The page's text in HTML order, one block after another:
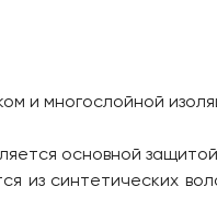
и многослойной
основной
из синтетических